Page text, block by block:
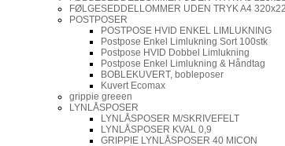
FØLGESEDDELLOMMER UDEN TRYK A4
POSTPOSER
POSTPOSE HVID ENKEL LIMLUKNING
Postpose Enkel Limlukning Sort 100stk
Postpose HVID Dobbel Limlukning
Postpose Enkel Limlukning & Håndtag
BOBLEKUVERT, bobleposer
Kuvert Ecomax
grippie greeen
LYNLÅSPOSER
LYNLÅSPOSER M/SKRIVEFELT
LYNLÅSPOSER KVAL 0,9
GRIPPIE LYNLÅSPOSER 40 MICON